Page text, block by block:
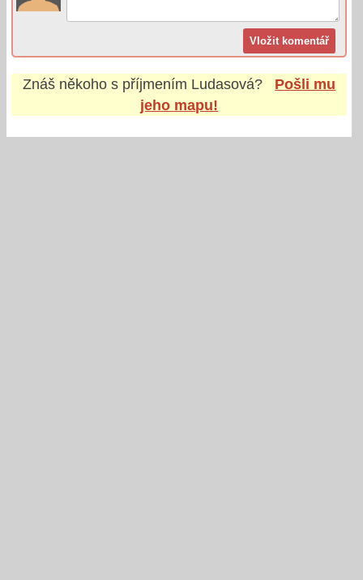
Znáš někoho s příjmením Ludasová?
Pošli mu
jeho mapu!